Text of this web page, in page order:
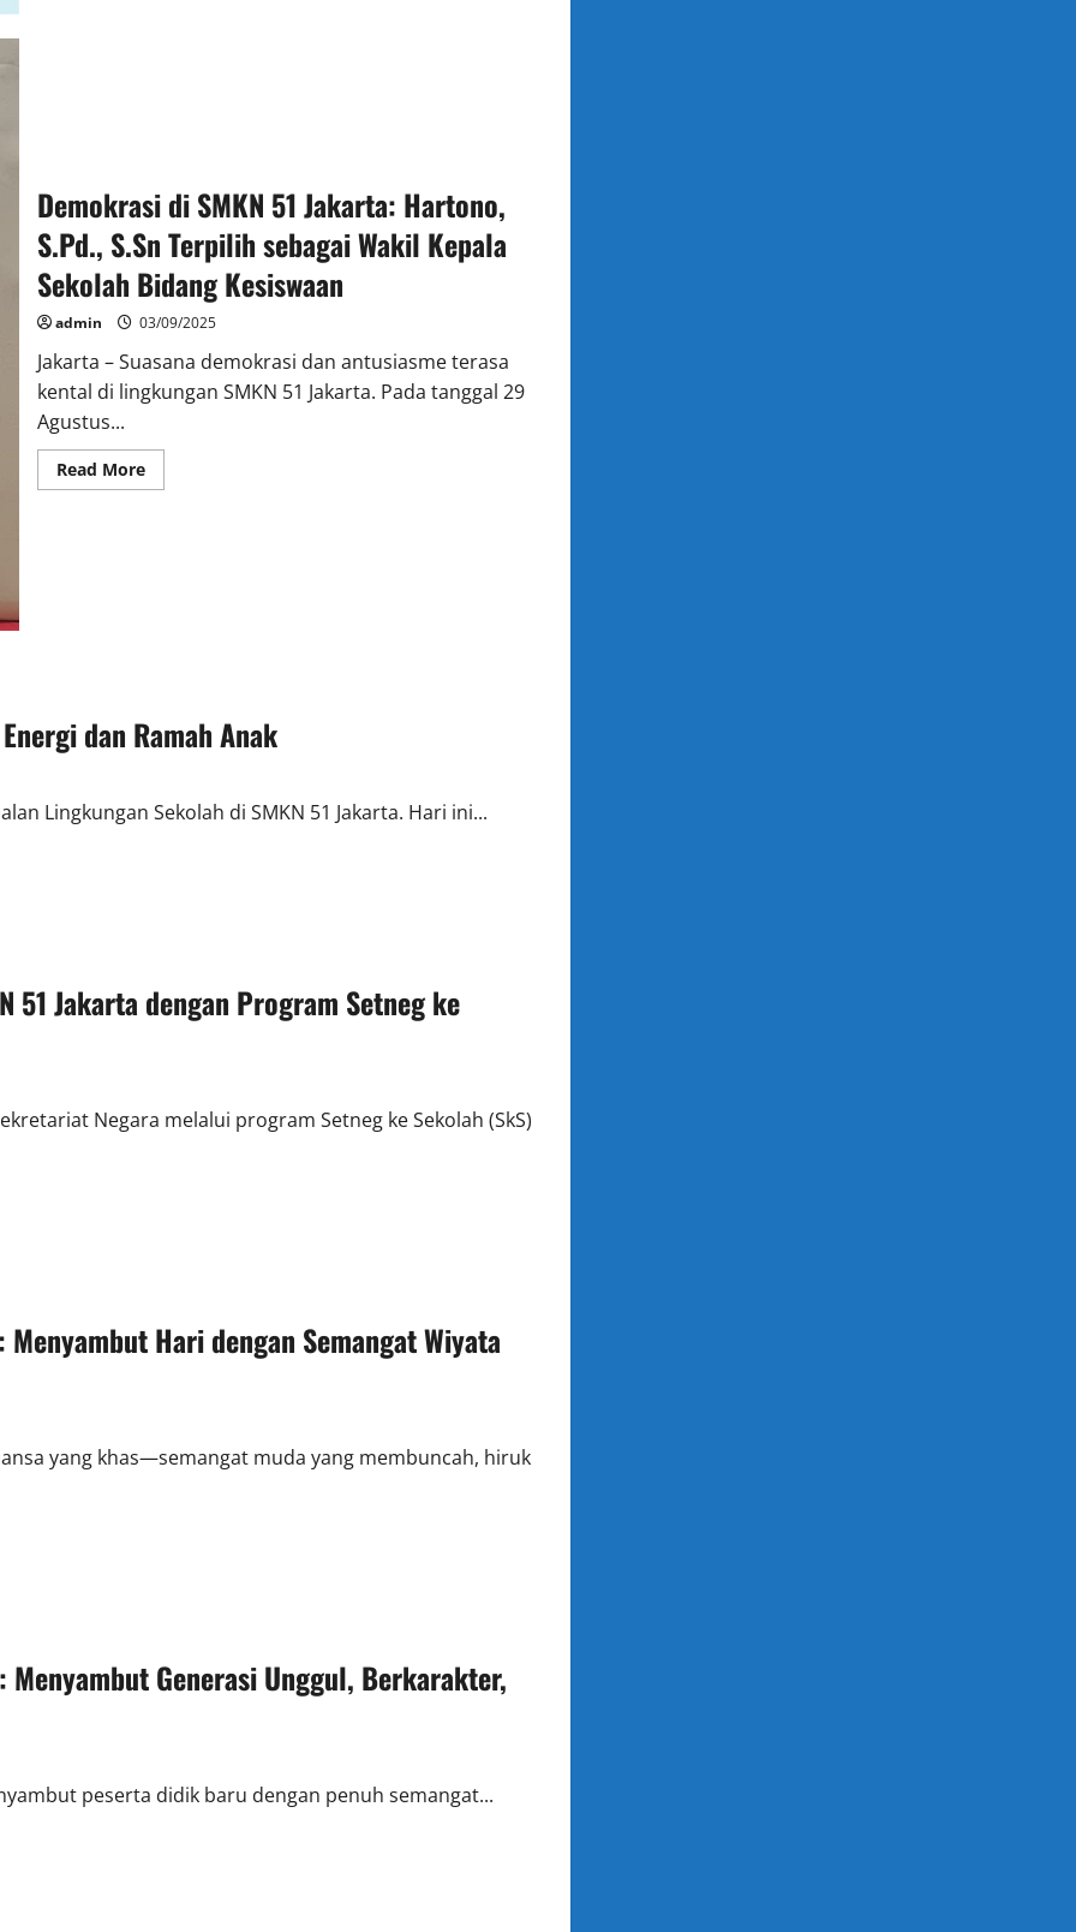
Demokrasi di SMKN 51 Jakarta: Hartono,
S.Pd., S.Sn Terpilih sebagai Wakil Kepala
Sekolah Bidang Kesiswaan
admin 03/09/2025
Jakarta – Suasana demokrasi dan antusiasme terasa
kental di lingkungan SMKN 51 Jakarta. Pada tanggal 29
Agustus...
Read MoreRead
more
Sekolah
Bidang
Kesiswaan
dan Ramah Anak
Lingkungan Sekolah di SMKN 51 Jakarta. Hari ini...
51 Jakarta dengan Program Setneg ke
Negara melalui program Setneg ke Sekolah (SkS)
Hari dengan Semangat Wiyata
yang khas—semangat muda yang membuncah, hiruk
Menyambut Generasi Unggul, Berkarakter,
peserta didik baru dengan penuh semangat...